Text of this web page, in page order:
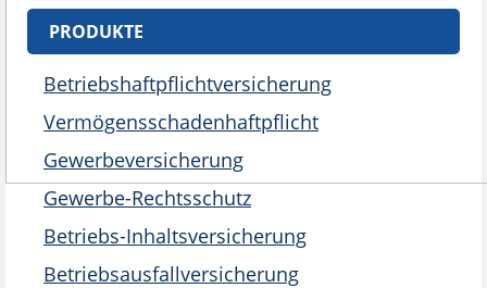
PRODUKTE
Betriebshaftpflichtversicherung
Vermögensschadenhaftpflicht
Gewerbeversicherung
Gewerbe-Rechtsschutz
Betriebs-Inhaltsversicherung
Betriebsausfallversicherung